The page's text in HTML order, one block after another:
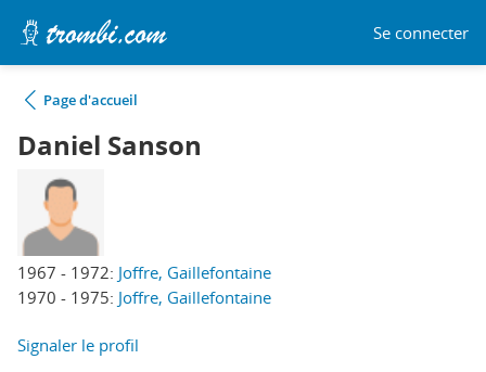
Se connecter
Page d'accueil
Daniel Sanson
1967 - 1972: Joffre, Gaillefontaine
1970 - 1975: Joffre, Gaillefontaine
Signaler le profil